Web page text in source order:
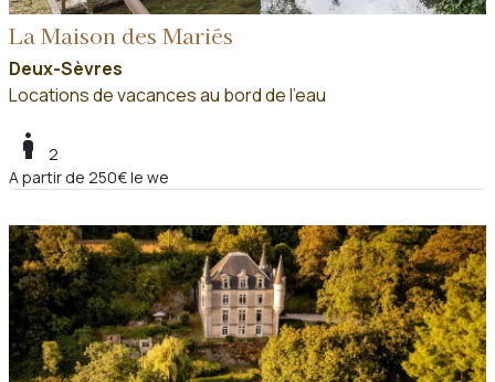
La Maison des Mariés
Deux-Sèvres
Locations de vacances au bord de l'eau
boy
2
A partir de 250€ le we